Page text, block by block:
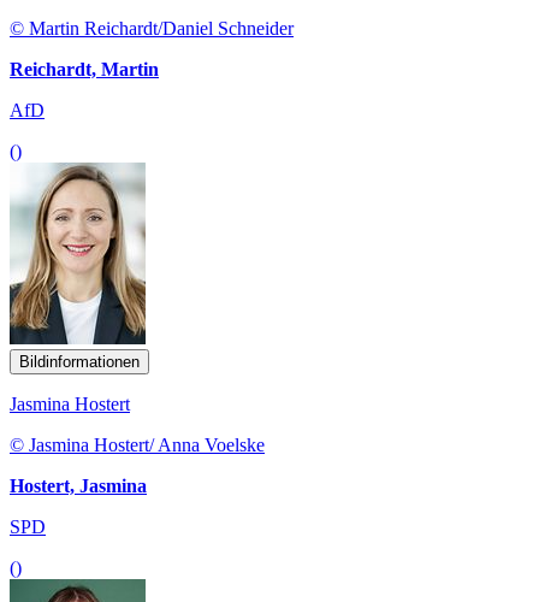
© Martin Reichardt/Daniel Schneider
Reichardt, Martin
AfD
()
Bildinformationen
Jasmina Hostert
© Jasmina Hostert/ Anna Voelske
Hostert, Jasmina
SPD
()